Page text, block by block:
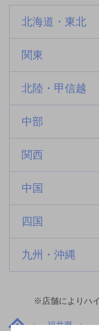
北海道・東北
関東
北陸・甲信越
中部
関西
中国
四国
九州・沖縄
※店舗によりハ
福井県